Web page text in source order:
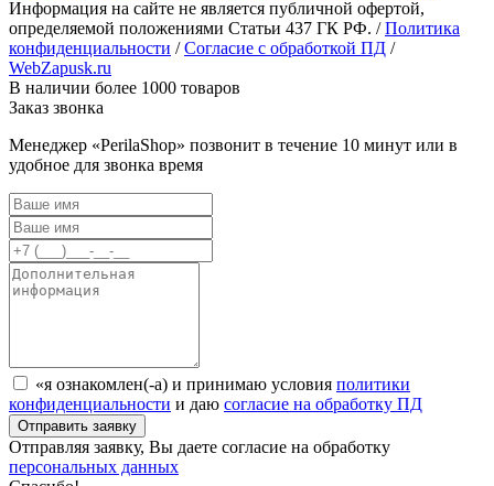
Информация на сайте не является публичной офертой,
определяемой положениями Статьи 437 ГК РФ. /Политика
конфиденциальности /Согласие с обработкой ПД /
WebZapusk.ru
В наличии более 1000 товаров
Заказ звонка
Менеджер «PerilaShop» позвонит в течение 10 минут или в
удобное для звонка время
«я ознакомлен(-а) и принимаю условия политики
конфиденциальности и даю согласие на обработку ПД
Отправляя заявку, Вы даете согласие на обработку
персональных данных